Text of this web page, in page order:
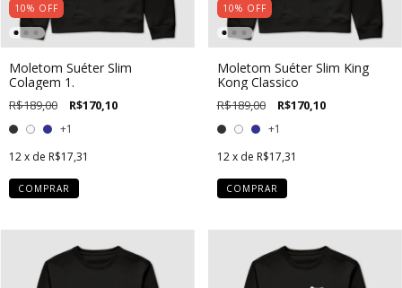
10% OFF
Moletom Suéter Slim
Colagem 1.
R$189,00 R$170,10
+1
12x de R$17,31
COMPRAR
10% OFF
Moletom Suéter Slim King
Kong Classico
R$189,00 R$170,10
+1
12 x de R$17,31
COMPRAR